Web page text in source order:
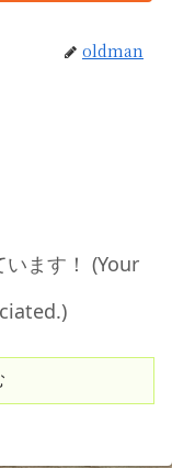
oldman
ます！ (Your